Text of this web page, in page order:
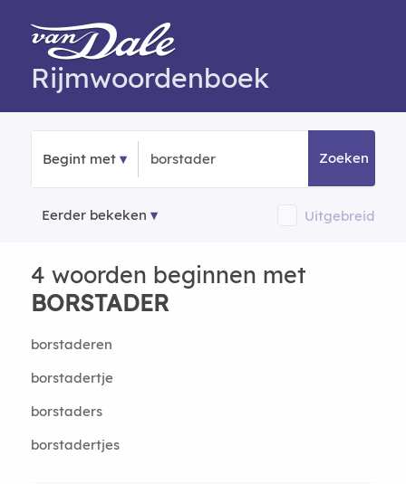
Rijmwoordenboek
Begint met Zoeken
Eerder bekeken Uitgebreid
4 woorden beginnen met
BORSTADER
borstaderen
borstadertje
borstaders
borstadertjes